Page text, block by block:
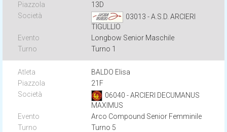
13D
03013 - A.S.D. ARCIERI
TIGULLIO
Longbow Senior Maschile
Turno 1
BALDO Elisa
21F
06040 - ARCIERI DECUMANUS
MAXIMUS
Arco Compound Senior Femminile
Turno 5